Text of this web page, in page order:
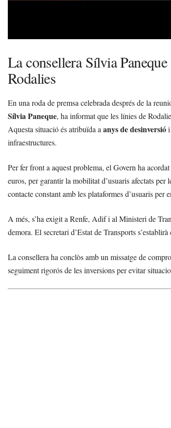
La consellera Sílvia
Rodalies
En una roda de premsa celebrada després de la
Sílvia Paneque, ha informat que les línies de
Aquesta situació és atribuïda a anys de desinversiói
infraestructures.
Per fer front a aquest problema, el Govern ha
euros, per garantir la mobilitat d’usuaris afectats per
contacte constant amb les plataformes d’usuaris
A més, s’ha exigit a Renfe, Adif i al Ministeri de
demora. El secretari d’Estat de Transports
La consellera ha conclòs amb un missatge de
seguiment rigorós de les inversions per evitar